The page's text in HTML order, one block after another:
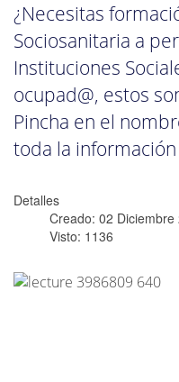
¿Necesitas
Sociosanitaria a
Instituciones
ocupad@, estos
Pincha en el
toda la
Detalles
Creado: 02 Diciembre
Visto: 1136